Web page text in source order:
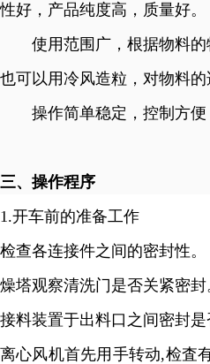
性好，产品纯度高，质量好。
使用范围广，根据物料的
也可以用冷风造粒，对物料的
操作简单稳定，控制方便
三、 操作程序
1.开车前的准备工作
检查各连接件之间的密封性。
燥塔观察清洗门是否关紧密封
接料装置于出料口之间密封是
离心风机首先用手转动,检査